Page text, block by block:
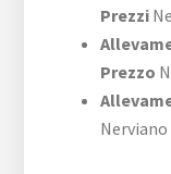
Prezzi
Prezzo
Nerviano